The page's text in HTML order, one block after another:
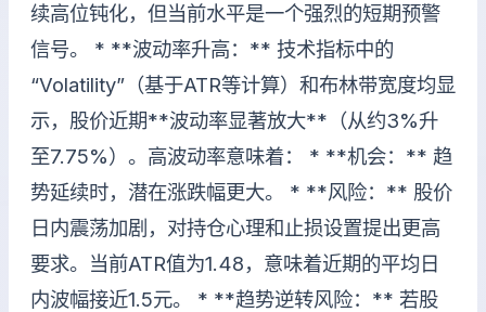
续高位钝化，但当前水平是一个强烈的短期预警
信号。 * **波动率升高：** 技术指标中的
“Volatility”（基于ATR等计算）和布林带宽度均显
示，股价近期**波动率显著放大**（从约3%升
至7.75%）。高波动率意味着： * **机会：** 趋
势延续时，潜在涨跌幅更大。 * **风险：** 股价
日内震荡加剧，对持仓心理和止损设置提出更高
要求。当前ATR值为1.48，意味着近期的平均日
内波幅接近1.5元。 * **趋势逆转风险：** 若股